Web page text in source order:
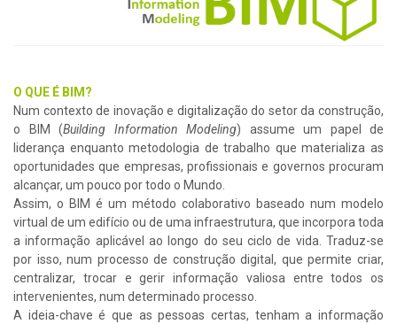
O QUE É BIM?
Num contexto de inovação e digitalização do setor da construção,
o BIM (Building Information Modeling) assume um papel de
liderança enquanto metodologia de trabalho que materializa as
oportunidades que empresas, profissionais e governos procuram
alcançar, um pouco por todo o Mundo.
Assim, o BIM é um método colaborativo baseado num modelo
virtual de um edifício ou de uma infraestrutura, que incorpora toda
a informação aplicável ao longo do seu ciclo de vida. Traduz-se
por isso, num processo de construção digital, que permite criar,
centralizar, trocar e gerir informação valiosa entre todos os
intervenientes, num determinado processo.
A ideia-chave é que as pessoas certas, tenham a informação